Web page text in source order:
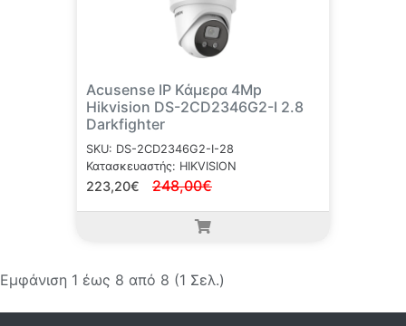
Acusense IP Κάμερα 4Mp
Hikvision DS-2CD2346G2-I 2.8
Darkfighter
SKU: DS-2CD2346G2-I-28
Κατασκευαστής: HIKVISION
223,20€ 248,00€
Εμφάνιση 1 έως 8 από 8 (1 Σελ.)